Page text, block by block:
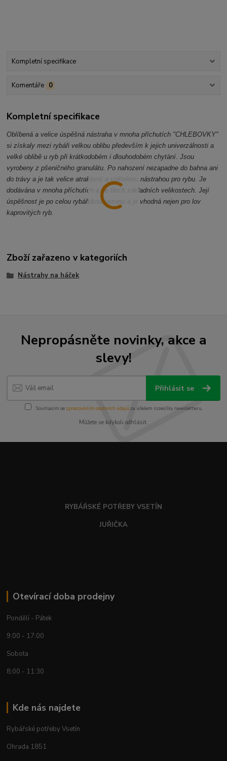
Kompletní specifikace
Komentáře 0
Kompletní specifikace
Oblíbená a velice úspěšná nástraha v mnoha příchutích "CHLEBOVKY"
si získaly mezi rybáři velkou oblibu především k jejich univerzálnosti a
velké oblibě u ryb při krátkodobém i dlouhodobém chytání. Jsou
vyrobeny z pšeničného granulátu. Po nahození nezapadne do bahna ani
do trávy a je tak velice atraktivní a viditelnou nástrahou pro rybu. Je
dodávána v mnoha příchutích a ve třech základních velikostech. Její
úspěšnost je po celou rybářskou sezónu a je vhodná nejen pro lov
kaprovitých ryb.
Zboží zařazeno v kategoriích
Nástrahy na háček
Nepropásněte novinky, akce a
slevy!
Přihlásit se
Souhlasím se zpracováním osobních údajůza účelem rozesílky newsletteru.
Můžete se kdykoli odhlásit.
RYBÁŘSKÉ POTŘEBY VSETÍN
JUŘIČKA
Otevírací doba prodejny
Pondělí - Pátek
9:00 - 17:00
Sobota
8:00 - 11:30
Kde nás najdete
Rybářské potřeby Vsetín
Ohrada 1851